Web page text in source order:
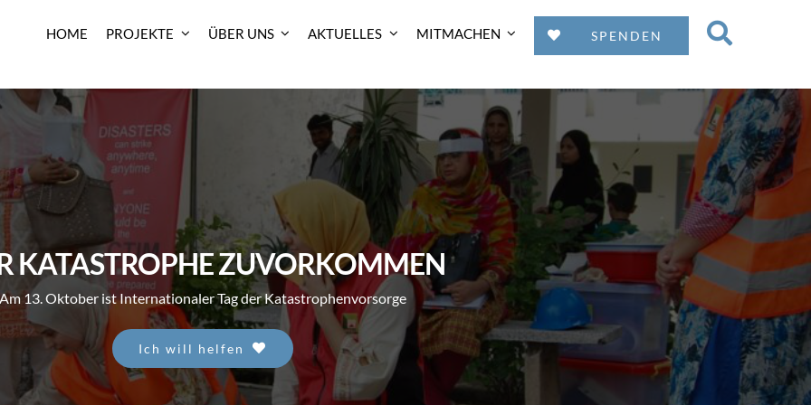
HOME PROJEKTE ÜBER UNS AKTUELLES MITMACHEN SPENDEN
KATASTROPHE ZUVORKOMMEN
13. Oktober ist Internationaler Tag der Katastrophenvorsorge
Ich will helfen